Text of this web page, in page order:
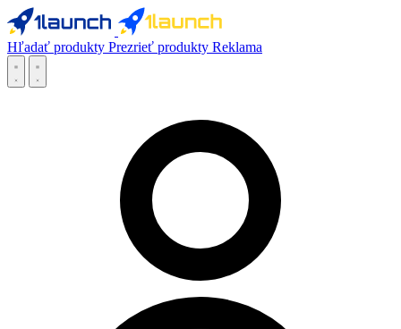
Hľadať produkty Prezrieť produkty Reklama